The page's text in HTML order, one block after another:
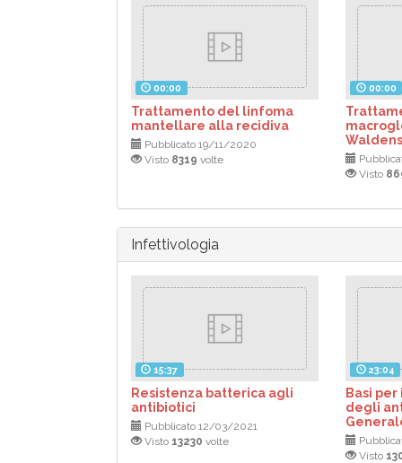
00:00
Trattamento del linfoma
mantellare alla recidiva
Pubblicato 19/11/2020
Visto 8319 volte
00:00
Visto
Infettivologia
15:37
Resistenza batterica agli
antibiotici
Pubblicato 12/03/2021
Visto 13230 volte
23:04
Basi
degli
Visto